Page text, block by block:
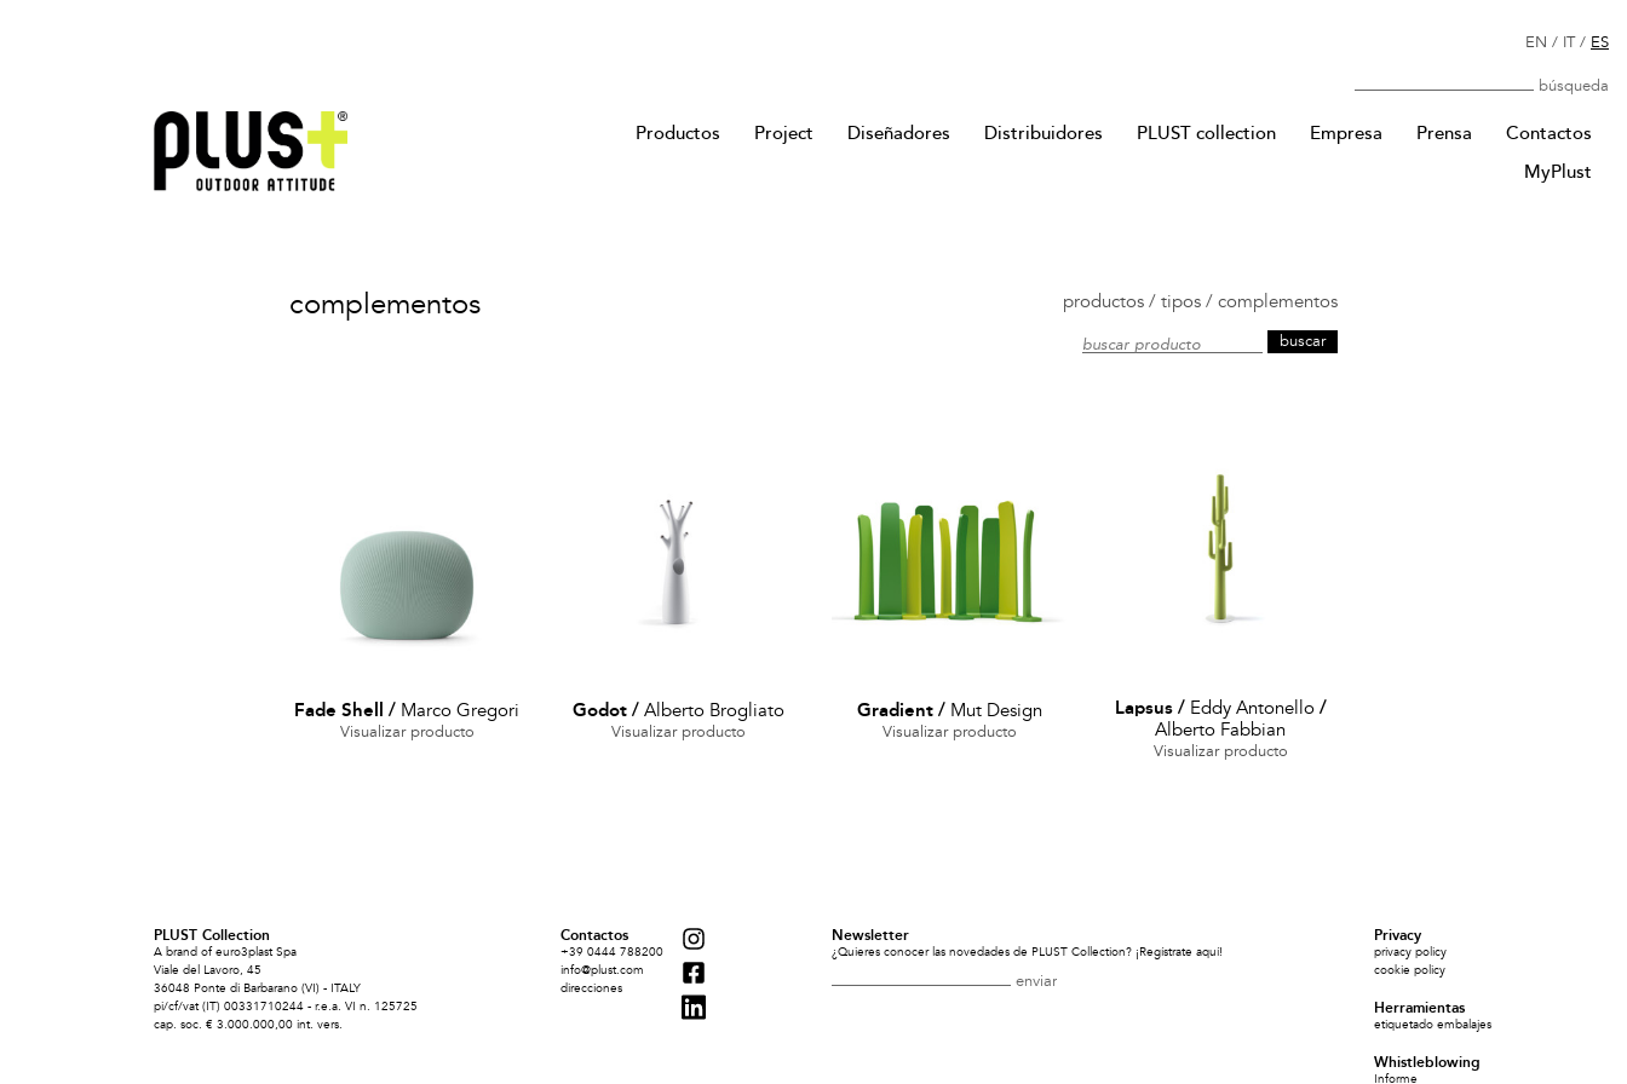
Productos Project Diseñadores Distribuidores PLUST collection Empresa Prensa
Contactos
MyPlust
EN / IT/ ES
Búsqueda
complementos productos / tipos / complementos
buscar producto
Fade Shell / Marco Gregori
Visualizar producto
Godot / Alberto Brogliato
Visualizar producto
Gradient / Mut Design
Visualizar producto
Lapsus / Eddy Antonello /
Alberto Fabbian
Visualizar producto
PLUST Collection
A brand of euro3plast Spa
Viale del Lavoro, 45
36048 Ponte di Barbarano (VI) - ITALY
pi/cf/vat (IT) 00331710244 - r.e.a. VI n. 125725
cap. soc. € 3.000.000,00 int. vers.
Contactos
+39 0444 788200
info@plust.com
direcciones
Newsletter
¿Quieres conocer las novedades de PLUST Collection? ¡Regístrate aquí!
Privacy
privacy policy
cookie policy
Herramientas
etiquetado embalajes
Whistleblowing
Informe